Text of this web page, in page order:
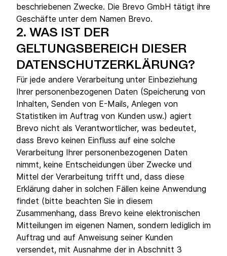
beschriebenen Zwecke. Die Brevo GmbH tätigt ihre
Geschäfte unter dem Namen Brevo.
2. WAS IST DER
GELTUNGSBEREICH DIESER
DATENSCHUTZERKLÄRUNG?
Für jede andere Verarbeitung unter Einbeziehung
Ihrer personenbezogenen Daten (Speicherung von
Inhalten, Senden von E-Mails, Anlegen von
Statistiken im Auftrag von Kunden usw.) agiert
Brevo nicht als Verantwortlicher, was bedeutet,
dass Brevo keinen Einfluss auf eine solche
Verarbeitung Ihrer personenbezogenen Daten
nimmt, keine Entscheidungen über Zwecke und
Mittel der Verarbeitung trifft und, dass diese
Erklärung daher in solchen Fällen keine Anwendung
findet (bitte beachten Sie in diesem
Zusammenhang, dass Brevo keine elektronischen
Mitteilungen im eigenen Namen, sondern lediglich im
Auftrag und auf Anweisung seiner Kunden
versendet, mit Ausnahme der in Abschnitt 3